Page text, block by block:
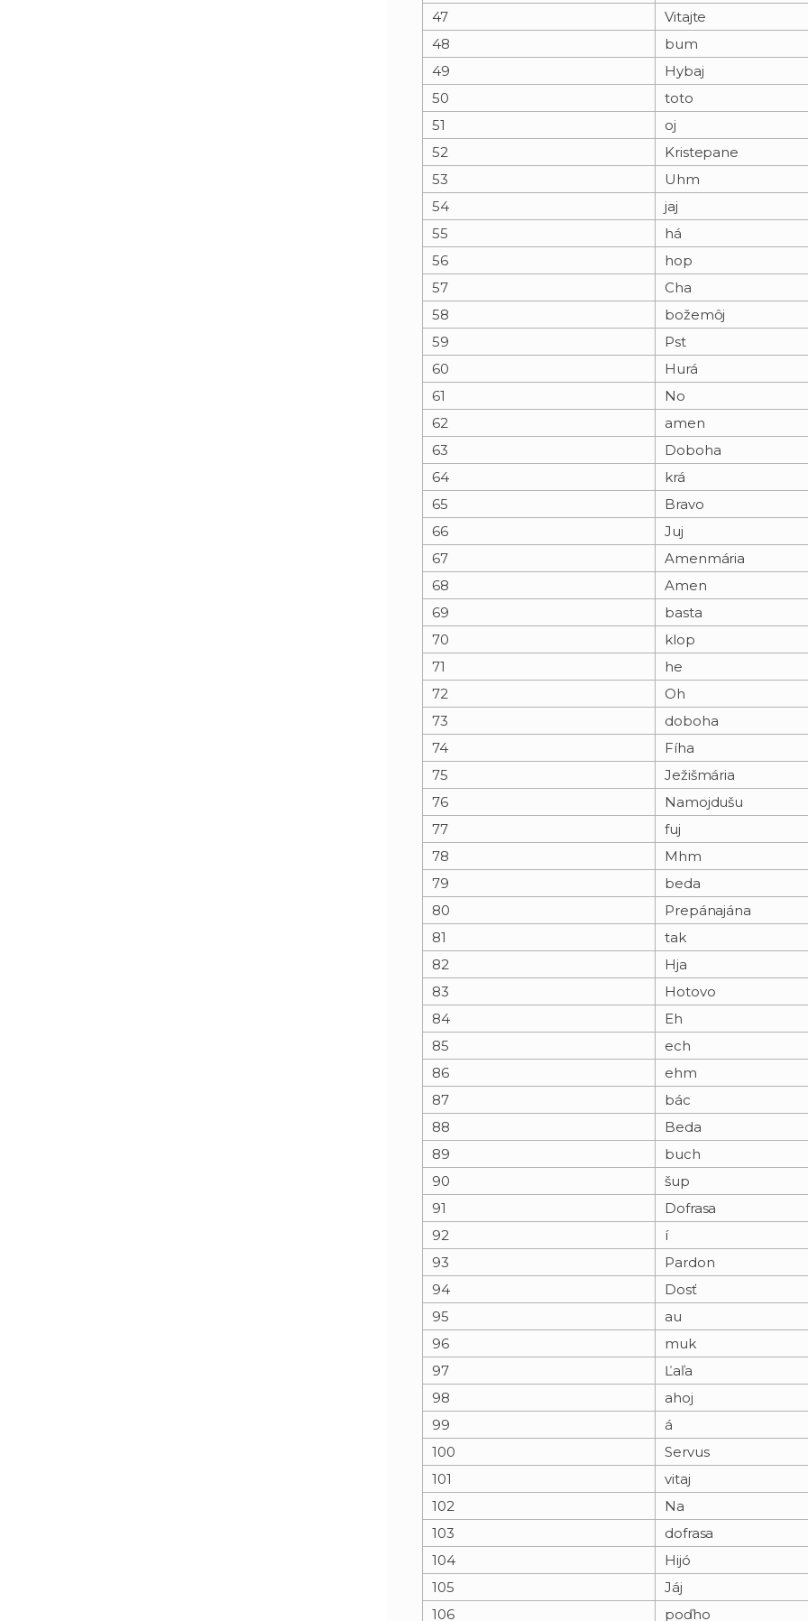
47
Vitajte
48
bum
49
Hybaj
50
toto
51
oj
52
Kristepane
53
Uhm
54
jaj
55
há
56
hop
57
Cha
58
božemôj
59
Pst
60
Hurá
61
No
62
amen
63
Doboha
64
krá
65
Bravo
66
Juj
67
Amenmária
68
Amen
69
basta
70
klop
71
he
72
Oh
73
doboha
74
Fíha
75
Ježišmária
76
Namojdušu
77
fuj
78
Mhm
79
beda
80
Prepánajána
81
tak
82
Hja
83
Hotovo
84
Eh
85
ech
86
ehm
87
bác
88
Beda
89
buch
90
šup
91
Dofrasa
92
í
93
Pardon
94
Dosť
95
au
96
muk
97
Ľaľa
98
ahoj
99
á
100
Servus
101
vitaj
102
Na
103
dofrasa
104
Hijó
105
Jáj
106
poďho